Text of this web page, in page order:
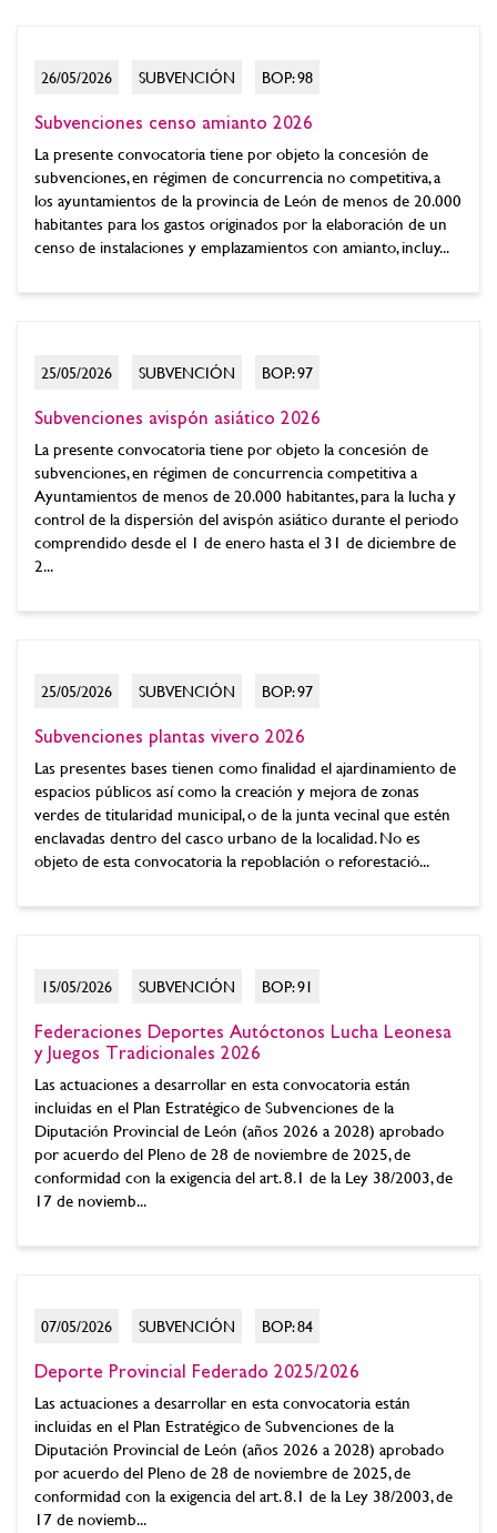
26/05/2026 SUBVENCIÓN BOP: 98
Subvenciones censo amianto 2026
La presente convocatoria tiene por objeto la concesión de
subvenciones, en régimen de concurrencia no competitiva, a
los ayuntamientos de la provincia de León de menos de 20.000
habitantes para los gastos originados por la elaboración de un
censo de instalaciones y emplazamientos con amianto, incluy...
25/05/2026 SUBVENCIÓN BOP: 97
Subvenciones avispón asiático 2026
La presente convocatoria tiene por objeto la concesión de
subvenciones, en régimen de concurrencia competitiva a
Ayuntamientos de menos de 20.000 habitantes, para la lucha y
control de la dispersión del avispón asiático durante el periodo
comprendido desde el 1 de enero hasta el 31 de diciembre de
2...
25/05/2026 SUBVENCIÓN BOP: 97
Subvenciones plantas vivero 2026
Las presentes bases tienen como finalidad el ajardinamiento de
espacios públicos así como la creación y mejora de zonas
verdes de titularidad municipal, o de la junta vecinal que estén
enclavadas dentro del casco urbano de la localidad. No es
objeto de esta convocatoria la repoblación o reforestació...
15/05/2026 SUBVENCIÓN BOP: 91
Federaciones Deportes Autóctonos Lucha Leonesa
y Juegos Tradicionales 2026
Las actuaciones a desarrollar en esta convocatoria están
incluidas en el Plan Estratégico de Subvenciones de la
Diputación Provincial de León (años 2026 a 2028) aprobado
por acuerdo del Pleno de 28 de noviembre de 2025, de
conformidad con la exigencia del art. 8.1 de la Ley 38/2003, de
17 de noviemb...
07/05/2026 SUBVENCIÓN BOP: 84
Deporte Provincial Federado 2025/2026
Las actuaciones a desarrollar en esta convocatoria están
incluidas en el Plan Estratégico de Subvenciones de la
Diputación Provincial de León (años 2026 a 2028) aprobado
por acuerdo del Pleno de 28 de noviembre de 2025, de
conformidad con la exigencia del art. 8.1 de la Ley 38/2003, de
17 de noviemb...